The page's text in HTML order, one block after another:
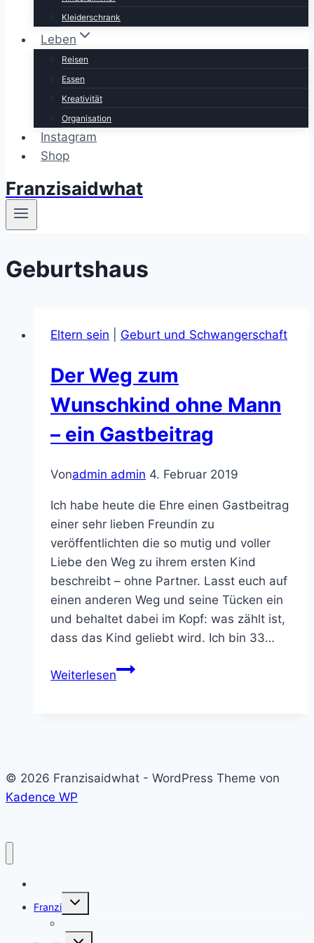
Kleiderschrank
Leben
Reisen
Essen
Kreativität
Organisation
Instagram
Shop
Franzisaidwhat
Geburtshaus
Eltern sein Geburt und Schwangerschaft
Der Weg zum
Wunschkind ohne Mann
– ein Gastbeitrag
Vonadmin admin 4. Februar 2019
Ich habe heute die Ehre einen Gastbeitrag
einer sehr lieben Freundin zu
veröffentlichten die so mutig und voller
Liebe den Weg zu ihrem ersten Kind
beschreibt – ohne Partner. Lasst euch auf
einen anderen Weg und seine Tücken ein
und behaltet dabei im Kopf: was zählt ist,
dass das Kind geliebt wird. Ich bin 33…
WeiterlesenDer
–
© 2026 Franzisaidwhat - WordPress Theme von
Kadence WP
Franzi
Untermenü
Untermenü